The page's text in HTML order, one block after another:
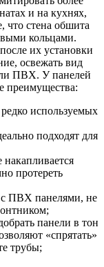
и на кухнях,
что стена обшита
кольцами.
их установки
освежать вид
ПВХ. У панелей
преимущества:
используемых
подходят для
протереть
с ПВХ панелями, не
панели в тон
«спрятать»
трубы;